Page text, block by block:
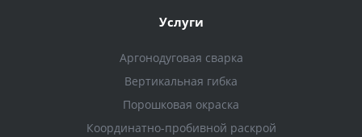
Услуги
Аргонодуговая сварка
Вертикальная гибка
Порошковая окраска
Координатно-пробивной раскрой